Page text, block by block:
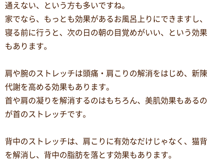
通えない、という方も多いですね。
家でなら、もっとも効果があるお風呂上りにできますし、
寝る前に行うと、次の日の朝の目覚めがいい、という効果
もあります。
肩や腕のストレッチは頭痛・肩こりの解消をはじめ、新陳
代謝を高める効果もあります。
首や肩の凝りを解消するのはもちろん、美肌効果もあるの
が首のストレッチです。
背中のストレッチは、肩こりに有効なだけじゃなく、猫背
を解消し、背中の脂肪を落とす効果もあります。